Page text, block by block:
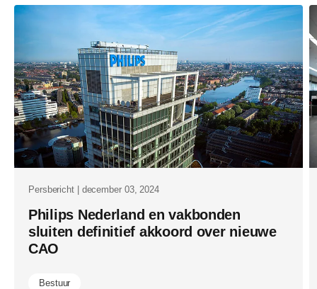
voor-
alle-
in-
een-
Persbericht | december 03, 2024
Philips Nederland en vakbonden
sluiten definitief akkoord over nieuwe
CAO
Bestuur